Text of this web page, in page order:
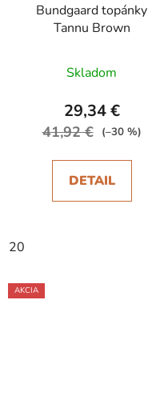
Bundgaard topánky
Tannu Brown
Skladom
29,34 €
41,92 € (–30 %)
DETAIL
20
AKCIA